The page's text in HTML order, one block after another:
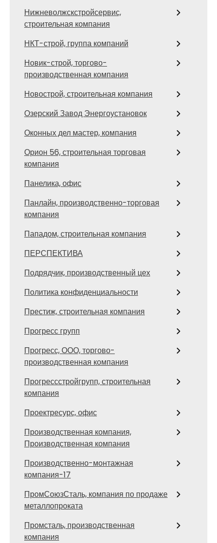
Нижневолжскстройсервис,
строительная компания
НКТ-строй, группа компаний
Новик-строй, торгово-
производственная компания
Новострой, строительная компания
Озерский Завод Энергоустановок
Оконных дел мастер, компания
Орион 56, строительная торговая
компания
Панелика, офис
Панлайн, производственно-торговая
компания
Пападом, строительная компания
ПЕРСПЕКТИВА
Подрядчик, производственный цех
Политика конфиденциальности
Престиж, строительная компания
Прогресс групп
Прогресс, ООО, торгово-
производственная компания
Прогрессстройгрупп, строительная
компания
Проектресурс, офис
Производственная компания,
Производственная компания
Производственно-монтажная
компания-17
ПромСоюзСталь, компания по продаже
металлопроката
Промсталь, производственная
компания